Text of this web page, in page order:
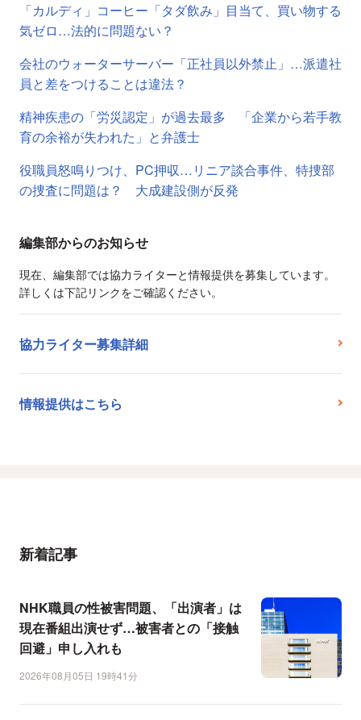
「カルディ」コーヒー「タダ飲み」目当て、買い物する
気ゼロ…法的に問題ない？
会社のウォーターサーバー「正社員以外禁止」…派遣社
員と差をつけることは違法？
精神疾患の「労災認定」が過去最多 「企業から若手教
育の余裕が失われた」と弁護士
役職員怒鳴りつけ、PC押収…リニア談合事件、特捜部
の捜査に問題は？ 大成建設側が反発
編集部からのお知らせ
現在、編集部では協力ライターと情報提供を募集しています。
詳しくは下記リンクをご確認ください。
協力ライター募集詳細
情報提供はこちら
新着記事
NHK職員の性被害問題、「出演者」は
現在番組出演せず…被害者との「接触
回避」申し入れも
2026年08月05日 19時41分